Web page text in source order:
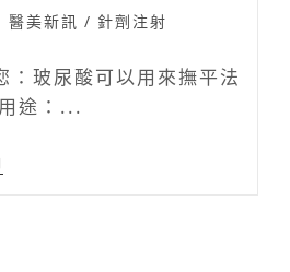
醫美新訊 / 針劑注射
：玻尿酸可以用來撫平法
途：...